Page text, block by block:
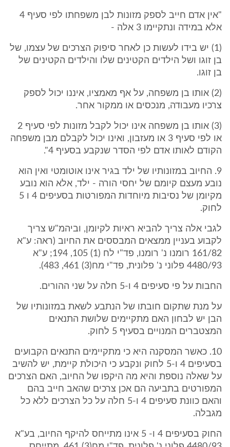
"אין אדם חייב לספק מזונות לבן משפחתו לפי סעיף 4
אלא במידה ונתקיימו 3 אלה -
(1) יש בידו לעשות כן לאחר סיפוק הצרכים של עצמו, של
בן זוגו ושל הילדים הקטינים שלו והילדים הקטינים של
בן זוגו.
(2) אותו בן משפחה, על אף מאמציו, איננו יכול לספק
צרכיו מעבודה, מנכסים או ממקור אחר.
(3) אותו בן משפחה אינו יכול לקבל מזונות לפי סעיף 2
או לפי סעיף 3 או מעזבון, ואינו יכול לקבלם מבן משפחה
הקודם לאותו אדם לפי הסדר שנקבע בסעיף 4".
9. החיוב במזונותיו של ילד בגיר אינו אוטומטי ואין הוא
נובע מעצם קיומם של יחסי הורה - ילד, אלא הוא נובע
מקיומן של נסיבות מיוחדות המפורטות בסעיפים 4 ו 5
לחוק.
לגבי אלה צריך להביא ראיות לקיומן, וביהמ"ש צריך
לקבוע בעניין ממצאים המבססים את החיוב (ראה: ע"א
161/82 רומנו נ' רומנו, פד"י לח (1) 105, 194; ע"א
4480/93 פלוני נ' פלונית, פד"י מח(3) 461, 483).
החבות על פי סעיפים 4 ו-5 חלה על שני ההורים.
על מנת שתקום חובתו של הנתבע לשאת במזונותיו של
הבן יש לבחון האם מתקיימים שלושת התנאים
המצטברים המנויים בסעיף 5 לחוק.
10. כאשר המסקנה היא כי מתקיימים התנאים הקבועים
בסעיפים 4 ו-5 לחוק ונקבע כי היכולת קיימת, יש להשיב
על שאלה נוספת והיא מה היקפו של החיוב, האם הצרכים
המפורטים בתביעה הם אכן צרכים שהאב חייב בהם
והאם כוונת סעיפים 4 ו-5 חלה על כל הצרכים ללא כל
מגבלה.
החוק בסעיפים 4 ו- 5 אינו מתייחס להיקף החיוב, בע"א